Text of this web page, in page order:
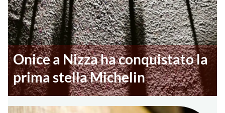
Onice a Nizza ha conquistato la
prima stella Michelin